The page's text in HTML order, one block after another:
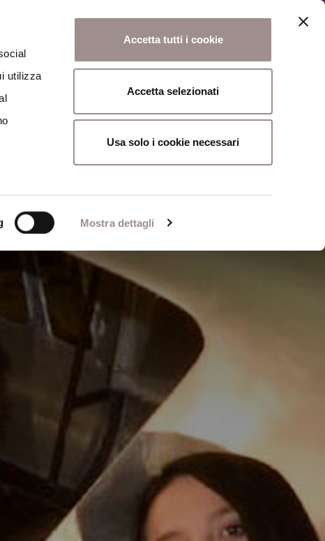
utilizza
Mostra dettagli
Accetta tutti i cookie
Accetta selezionati
Usa solo i cookie necessari
Contatti
I nostri progetti